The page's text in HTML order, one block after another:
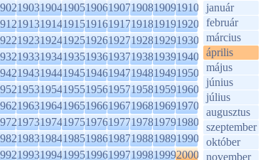
19031904190519061907190819091910
19131914191519161917191819191920
19231924192519261927192819291930
19331934193519361937193819391940
19431944194519461947194819491950
19531954195519561957195819591960
19631964196519661967196819691970
19731974197519761977197819791980
19831984198519861987198819891990
19931994199519961997199819992000
január
február
március
április
május
június
július
augusztus
szeptember
október
november